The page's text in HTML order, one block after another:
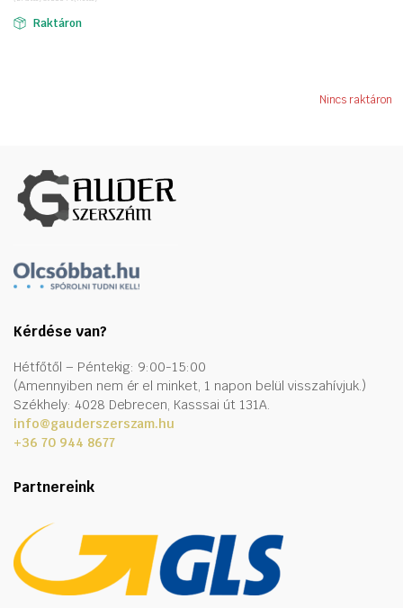
was:
187046 Ft.
is:
113030 Ft.
Raktáron
Nincs raktáron
Kérdése van?
Hétfőtől – Péntekig: 9:00-15:00
(Amennyiben nem ér el minket, 1 napon belül visszahívjuk.)
Székhely: 4028 Debrecen, Kasssai út 131A.
info@gauderszerszam.hu
+36 70 944 8677
Partnereink